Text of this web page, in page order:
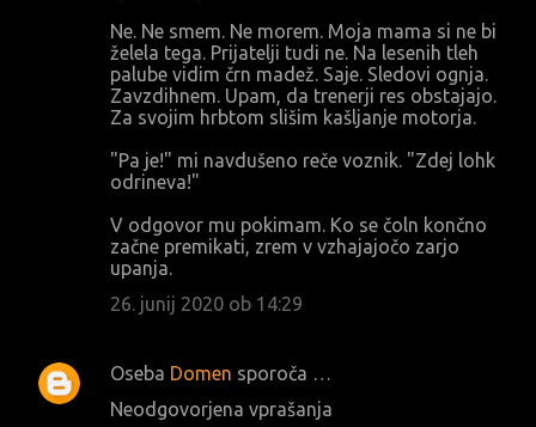
Ne. Ne smem. Ne morem. Moja mama si ne bi
želela tega. Prijatelji tudi ne. Na lesenih tleh
palube vidim črn madež. Saje. Sledovi ognja.
Zavzdihnem. Upam, da trenerji res obstajajo.
Za svojim hrbtom slišim kašljanje motorja.
"Pa je!" mi navdušeno reče voznik. "Zdej lohk
odrineva!"
V odgovor mu pokimam. Ko se čoln končno
začne premikati, zrem v vzhajajočo zarjo
upanja.
26. junij 2020 ob 14:29
Oseba Domen sporoča …
Neodgovorjena vprašanja